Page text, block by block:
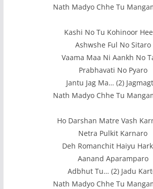
Nath Madyo Chhe Tu
Kashi No Tu Kohinoor
Ashwshe Ful No Sitaro
Vaama Maa Ni Aankh No
Prabhavati No Pyaro
Jantu Jag Ma… (2)
Nath Madyo Chhe Tu
Ho Darshan Matre Vash
Netra Pulkit Karnaro
Deh Romanchit Haiyu
Aanand Aparamparo
Adbhut Tu… (2) Jadu
Nath Madyo Chhe Tu